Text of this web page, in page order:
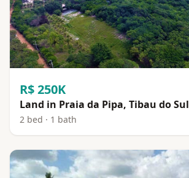
R$ 250K
Land in Praia da Pipa, Tibau do Sul
2 bed · 1 bath